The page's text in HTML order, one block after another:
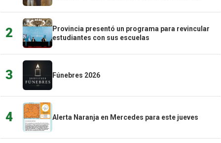
2
Provincia presentó un programa para revincular
estudiantes con sus escuelas
3 Fúnebres 2026
4 Alerta Naranja en Mercedes para este jueves